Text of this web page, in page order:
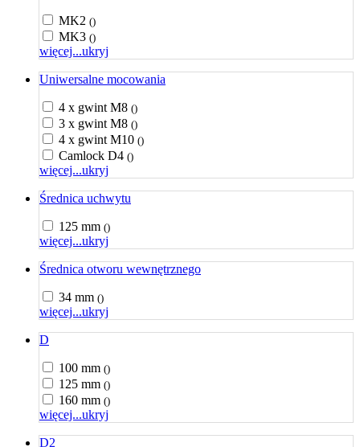
MK2 ()
MK3 ()
więcej...ukryj
Uniwersalne mocowania
4 x gwint M8 ()
3 x gwint M8 ()
4 x gwint M10 ()
Camlock D4 ()
więcej...ukryj
Średnica uchwytu
125 mm ()
więcej...ukryj
Średnica otworu wewnętrznego
34 mm ()
więcej...ukryj
D
100 mm ()
125 mm ()
160 mm ()
więcej...ukryj
D2